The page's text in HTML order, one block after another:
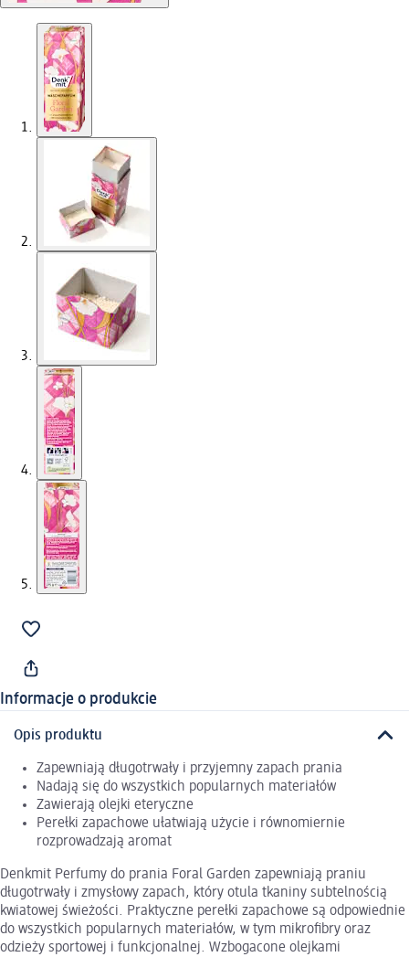
Informacje o produkcie
Opis produktu
Zapewniają długotrwały i przyjemny zapach prania
Nadają się do wszystkich popularnych materiałów
Zawierają olejki eteryczne
Perełki zapachowe ułatwiają użycie i równomiernie
rozprowadzają aromat
Denkmit Perfumy do prania Foral Garden zapewniają praniu
długotrwały i zmysłowy zapach, który otula tkaniny subtelnością
kwiatowej świeżości. Praktyczne perełki zapachowe są odpowiednie
do wszystkich popularnych materiałów, w tym mikrofibry oraz
odzieży sportowej i funkcjonalnej. Wzbogacone olejkami